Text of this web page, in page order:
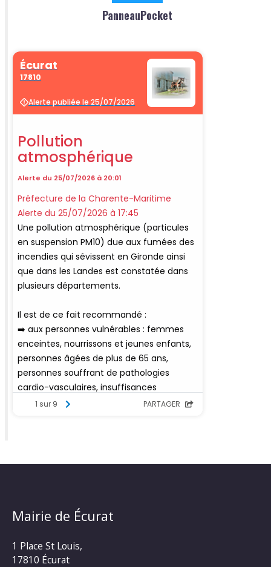
PanneauPocket
Mairie de Écurat
1 Place St Louis,
17810 Écurat